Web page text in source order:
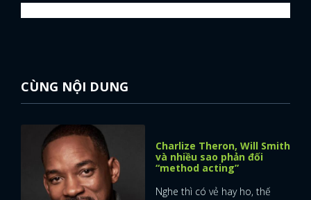
CÙNG NỘI DUNG
Charlize Theron, Will Smith
và nhiều sao phản đối
“method acting”
Nghe thì có vẻ hay ho, thế